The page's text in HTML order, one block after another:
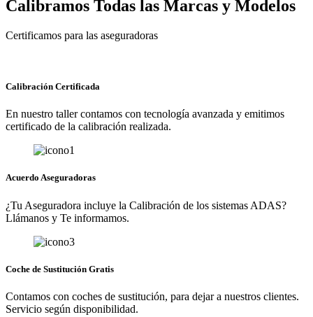
Calibramos Todas las Marcas y Modelos
Certificamos para las aseguradoras
Calibración Certificada
En nuestro taller contamos con tecnología avanzada y emitimos
certificado de la calibración realizada.
Acuerdo Aseguradoras
¿Tu Aseguradora incluye la Calibración de los sistemas ADAS?
Llámanos y Te informamos.
Coche de Sustitución Gratis
Contamos con coches de sustitución, para dejar a nuestros clientes.
Servicio según disponibilidad.